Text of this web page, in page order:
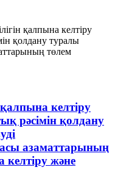
қалпына келтіру
қолдану туралы
төлем
қалпына келтіру
рәсімін қолдану
азаматтарының
келтіру және